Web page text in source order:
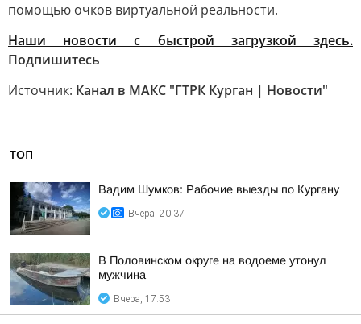
помощью очков виртуальной реальности.
Наши новости с быстрой загрузкой здесь.
Подпишитесь
Источник: Канал в МАКС "ГТРК Курган | Новости"
ТОП
Вадим Шумков: Рабочие выезды по Кургану
Вчера, 20:37
В Половинском округе на водоеме утонул
мужчина
Вчера, 17:53